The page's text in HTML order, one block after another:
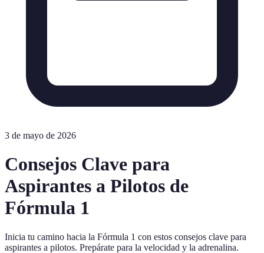
3 de mayo de 2026
Consejos Clave para
Aspirantes a Pilotos de
Fórmula 1
Inicia tu camino hacia la Fórmula 1 con estos consejos clave para
aspirantes a pilotos. Prepárate para la velocidad y la adrenalina.